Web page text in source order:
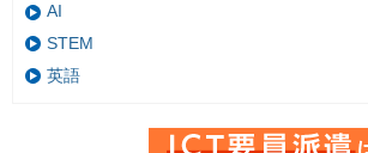
AI
STEM
英語